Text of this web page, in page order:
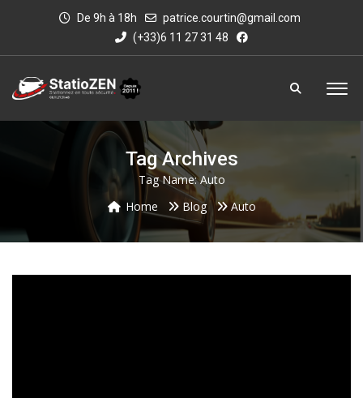
De 9h à 18h
patrice.courtin@gmail.com
(+33)6 11 27 31 48
Tag Archives
Tag Name:Auto
Home
Blog Auto